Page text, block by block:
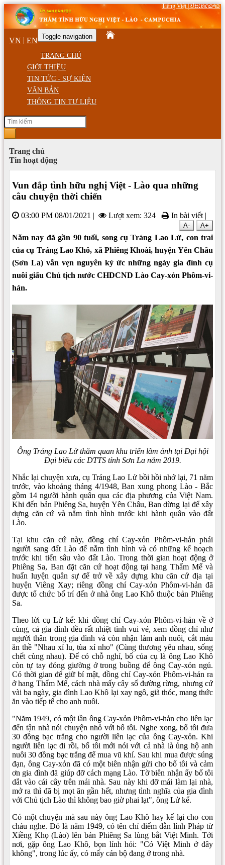
Tiếng Việt| ປະເທດລາວ
VN | EN Toggle navigation
TRANG CHỦ
GIỚI THIỆU
TIN TỨC - SỰ KIỆN
VĂN BẢN
THÔNG TIN TƯ LIỆU
Trang chủ
Tin hoạt động
Vun đắp tình hữu nghị Việt - Lào qua những
câu chuyện thời chiến
03:00 PM 08/01/2021 | Lượt xem: 324 In bài viết |
A+
A-
Năm nay đã gần 90 tuổi, song cụ Tráng Lao Lử, con trai
của cụ Tráng Lao Khô, xã Phiêng Khoài, huyện Yên Châu
(Sơn La) vẫn vẹn nguyên ký ức những ngày gia đình cụ
nuôi giấu Chủ tịch nước CHDCND Lào Cay-xỏn Phôm-vi-
hản.
Ông Tráng Lao Lử thăm quan khu triển lãm ảnh tại Đại hội
Đại biểu các DTTS tỉnh Sơn La năm 2019.
Nhắc lại chuyện xưa, cụ Tráng Lao Lử bồi hồi nhớ lại, 71 năm
trước, vào khoảng tháng 4/1948, Ban xung phong Lào - Bắc
gồm 14 người hành quân qua các địa phương của Việt Nam.
Khi đến bản Phiêng Sa, huyện Yên Châu, Ban dừng lại để xây
dựng căn cứ và nắm tình hình trước khi hành quân vào đất
Lào.
Tại khu căn cứ này, đồng chí Cay-xỏn Phôm-vi-hản phái
người sang đất Lào để nắm tình hình và có những kế hoạch
trước khi tiến sâu vào đất Lào. Trong thời gian hoạt động ở
Phiêng Sa, Ban đặt căn cứ hoạt động tại hang Thẩm Mế và
huấn luyện quân sự để trở về xây dựng khu căn cứ địa tại
huyện Viêng Xay; riêng đồng chí Cay-xỏn Phôm-vi-hản đã
được tổ chức bố trí đến ở nhà ông Lao Khô thuộc bản Phiêng
Sa.
Theo lời cụ Lử kể: khi đồng chí Cay-xỏn Phôm-vi-hản về ở
cùng, cả gia đình đều rất nhiệt tình vui vẻ, xem đồng chí như
người thân trong gia đình và còn nhận làm anh nuôi, cắt máu
ăn thề "Nhau xí lu, tùa xí nho" (Cùng thương yêu nhau, sống
chết cùng nhau). Để có chỗ nghỉ, bố của cụ là ông Lao Khô
còn tự tay đóng giường ở trong buồng để ông Cay-xỏn ngủ.
Có thời gian để giữ bí mật, đồng chí Cay-xỏn Phôm-vi-hản ra
ở hang Thẩm Mế, cách nhà mấy cây số đường rừng, nhưng cứ
vài ba ngày, gia đình Lao Khô lại xay ngô, giã thóc, mang thức
ăn vào tiếp tế cho anh nuôi.
"Năm 1949, có một lần ông Cay-xỏn Phôm-vi-hản cho liên lạc
đến tận nhà nói chuyện nhỏ với bố tôi. Nghe xong, bố tôi đưa
30 đồng bạc trắng cho người liên lạc của ông Cay-xỏn. Khi
người liên lạc đi rồi, bố tôi mới nói với cả nhà là ủng hộ anh
nuôi 30 đồng bạc trắng để mua vũ khí. Sau khi mua được súng
đạn, ông Cay-xỏn đã có một biên nhận gửi cho bố tôi và cảm
ơn gia đình đã giúp đỡ cách mạng Lào. Tờ biên nhận ấy bố tôi
dắt vào cái cây trên mái nhà. Sau này khi dỡ mái làm lại nhà,
mở ra thì đã bị mọt ăn gần hết, nhưng tình nghĩa của gia đình
với Chủ tịch Lào thì không bao giờ phai lạt", ông Lử kể.
Có một chuyện mà sau này ông Lao Khô hay kể lại cho con
cháu nghe. Đó là năm 1949, có tên chỉ điểm dẫn lính Pháp từ
Xiềng Khọ (Lào) lên bản Phiêng Sa lùng bắt Việt Minh. Tới
nơi, gặp ông Lao Khô, bọn lính hỏi: "Có Việt Minh ở đây
không", trong lúc ấy, có mấy cán bộ đang ở trong nhà.